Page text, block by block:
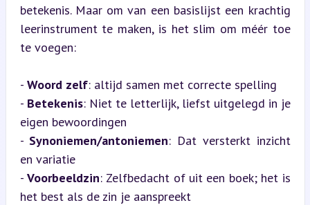
betekenis. Maar om van een basislijst een krachtig
leerinstrument te maken, is het slim om méér toe
te voegen:
- Woord zelf: altijd samen met correcte spelling
- Betekenis: Niet te letterlijk, liefst uitgelegd in je
eigen bewoordingen
- Synoniemen/antoniemen: Dat versterkt inzicht
en variatie
- Voorbeeldzin: Zelfbedacht of uit een boek; het is
het best als de zin je aanspreekt